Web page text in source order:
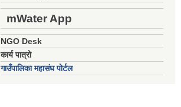
mWater App
NGO Desk
कार्य पात्रो
गाउँपालिका महासंघ पोर्टल